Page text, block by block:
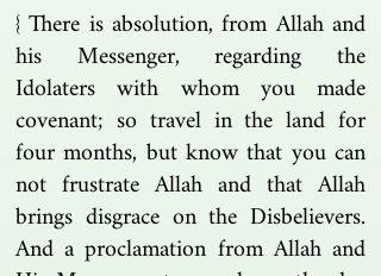
{ There is absolution, from Allah and
his Messenger, regarding the
Idolaters with whom you made
covenant; so travel in the land for
four months, but know that you can
not frustrate Allah and that Allah
brings disgrace on the Disbelievers.
And a proclamation from Allah and